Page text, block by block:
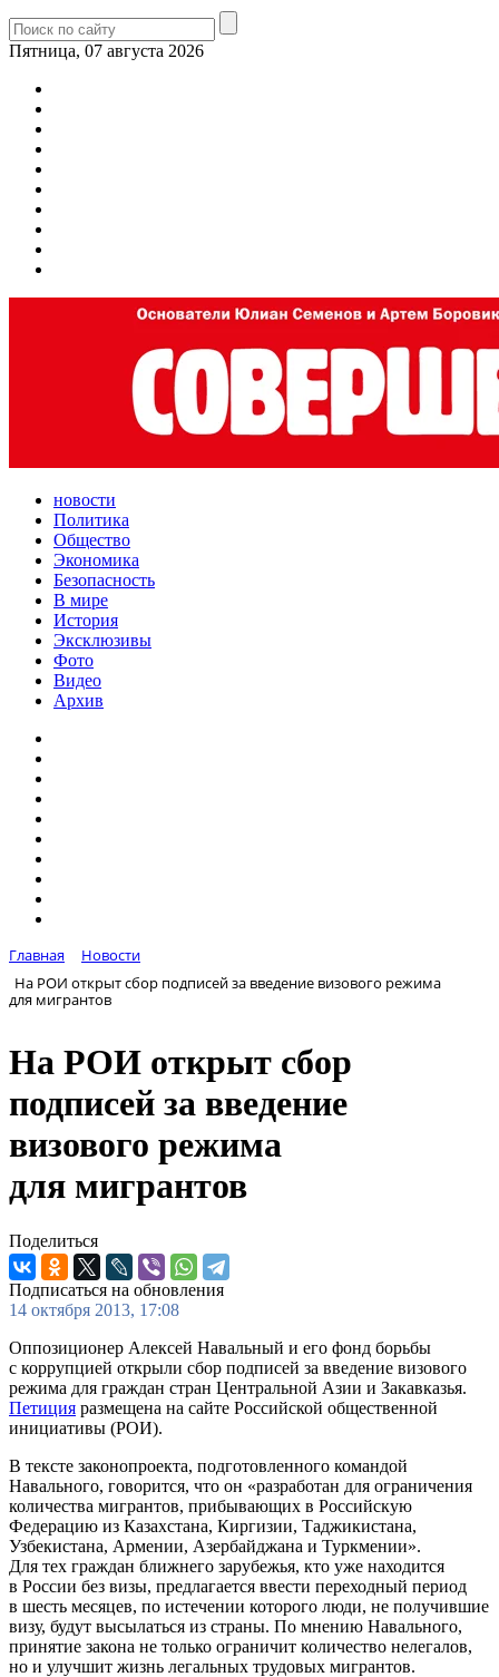
Пятница, 07 августа 2026
новости
Политика
Общество
Экономика
Безопасность
В мире
История
Эксклюзивы
Фото
Видео
Архив
Главная
Новости
На РОИ открыт сбор подписей за введение визового режима
для мигрантов
На РОИ открыт сбор
подписей за введение
визового режима
для мигрантов
Поделиться
Подписаться на обновления
14 октября 2013, 17:08
Оппозиционер Алексей Навальный и его фонд борьбы
с коррупцией открыли сбор подписей за введение визового
режима для граждан стран Центральной Азии и Закавказья.
Петиция размещена на сайте Российской общественной
инициативы (РОИ).
В тексте законопроекта, подготовленного командой
Навального, говорится, что он «разработан для ограничения
количества мигрантов, прибывающих в Российскую
Федерацию из Казахстана, Киргизии, Таджикистана,
Узбекистана, Армении, Азербайджана и Туркмении».
Для тех граждан ближнего зарубежья, кто уже находится
в России без визы, предлагается ввести переходный период
в шесть месяцев, по истечении которого люди, не получившие
визу, будут высылаться из страны. По мнению Навального,
принятие закона не только ограничит количество нелегалов,
но и улучшит жизнь легальных трудовых мигрантов.